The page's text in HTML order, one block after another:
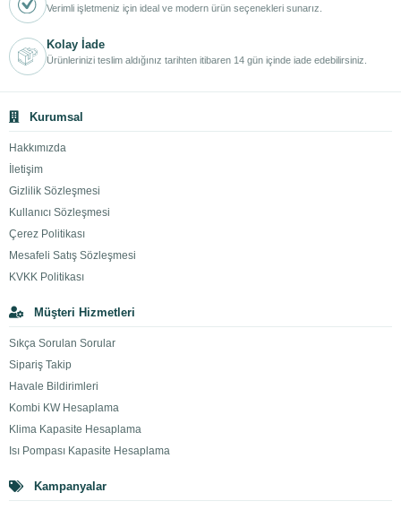
Verimli işletmeniz için ideal ve modern ürün seçenekleri sunarız.
Kolay İade
Ürünlerinizi teslim aldığınız tarihten itibaren 14 gün içinde iade edebilirsiniz.
Kurumsal
Hakkımızda
İletişim
Gizlilik Sözleşmesi
Kullanıcı Sözleşmesi
Çerez Politikası
Mesafeli Satış Sözleşmesi
KVKK Politikası
Müşteri Hizmetleri
Sıkça Sorulan Sorular
Sipariş Takip
Havale Bildirimleri
Kombi KW Hesaplama
Klima Kapasite Hesaplama
Isı Pompası Kapasite Hesaplama
Kampanyalar